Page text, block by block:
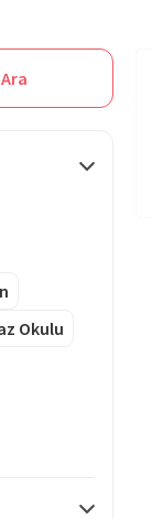
Okulu